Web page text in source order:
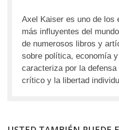
Axel Kaiser es uno de los
más influyentes del
de numerosos libros y
sobre política, economía
caracteriza por la defensa
crítico y la libertad